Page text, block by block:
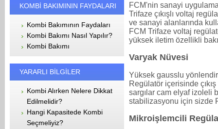
KOMBİ BAKIMININ FAYDALARI
Kombi Bakımının Faydaları
Kombi Bakımı Nasıl Yapılır?
Kombi Bakımı
YARARLI BİLGİLER
Kombi Alırken Nelere Dikkat
Edilmelidir?
Hangi Kapasitede Kombi
Seçmeliyiz?
FCM'nin sanayi
Trifaze çıkışlı voltaj
ve sanayi alanlarında
FCM Trifaze voltaj
yüksek iletim özellikli
Varyak Nüvesi
Yüksek gausslu
Regülatör içerisinde
sargılar cam elyaf izoleli
stabilizasyonu için sizde
Mikroişlemcili